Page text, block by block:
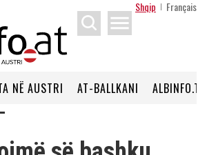
Shqip Français
menu
NË AUSTRI AT-BALLKANI ALBINFO.TV